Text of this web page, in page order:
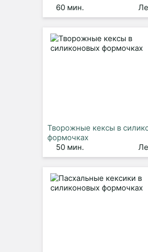
60 мин.
Творожные кексы в
формочках
50 мин.